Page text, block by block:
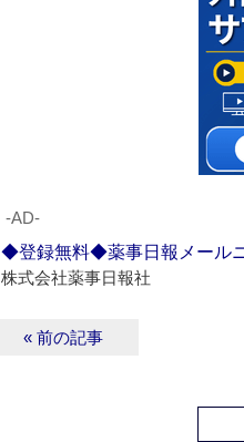
‐AD‐
◆登録無料◆薬事日報メール
株式会社薬事日報社
« 前の記事